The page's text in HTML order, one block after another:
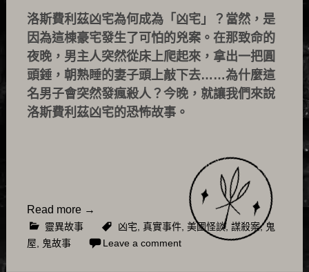
洛斯費利茲凶宅為何成為「凶宅」？當然，是
因為這棟豪宅發生了可怕的兇案。在那致命的
夜晚，男主人突然從床上爬起來，拿出一把圓
頭錘，朝熟睡的妻子頭上敲下去……為什麼這
名男子會突然發瘋殺人？今晚，就讓我們來說
洛斯費利茲凶宅的恐怖故事。
Read more →
靈異故事 凶宅, 真實事件, 美國怪談, 謀殺案,鬼
屋, 鬼故事 Leave a comment